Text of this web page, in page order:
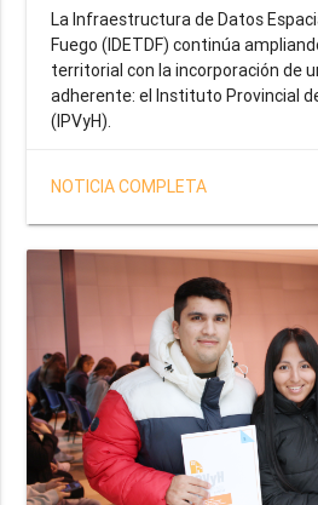
La Infraestructura de Datos
Fuego (IDETDF) continúa
territorial con la incorporación de
adherente: el Instituto Provincial
(IPVyH).
NOTICIA COMPLETA